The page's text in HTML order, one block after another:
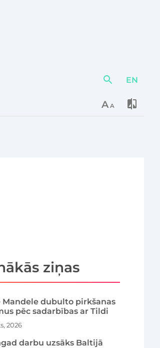
DarbībasEN
AA
ziņas
Mandele dubulto pirkšanas
pēc sadarbības ar Tildi
2026
darbu uzsāks Baltijā